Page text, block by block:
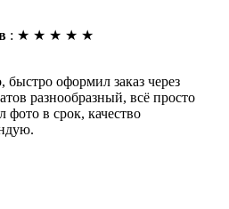
: ★ ★ ★ ★ ★
оформил заказ через
разнообразный, всё просто
в срок, качество